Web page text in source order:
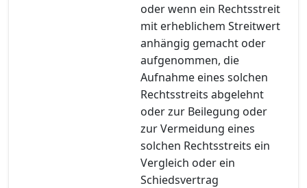
oder wenn ein Rechtsstreit
mit erheblichem Streitwert
anhängig gemacht oder
aufgenommen, die
Aufnahme eines solchen
Rechtsstreits abgelehnt
oder zur Beilegung oder
zur Vermeidung eines
solchen Rechtsstreits ein
Vergleich oder ein
Schiedsvertrag